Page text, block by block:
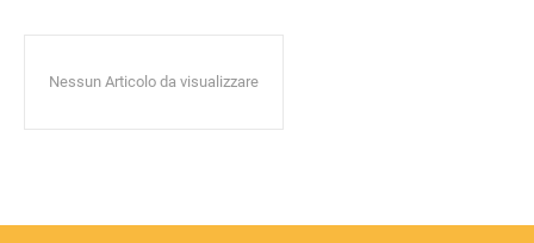
Nessun Articolo da visualizzare